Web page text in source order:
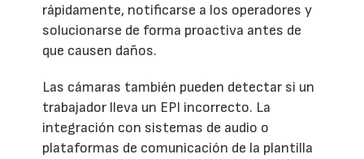
rápidamente, notificarse a los operadores y
solucionarse de forma proactiva antes de
que causen daños.
Las cámaras también pueden detectar si un
trabajador lleva un EPI incorrecto. La
integración con sistemas de audio o
plataformas de comunicación de la plantilla